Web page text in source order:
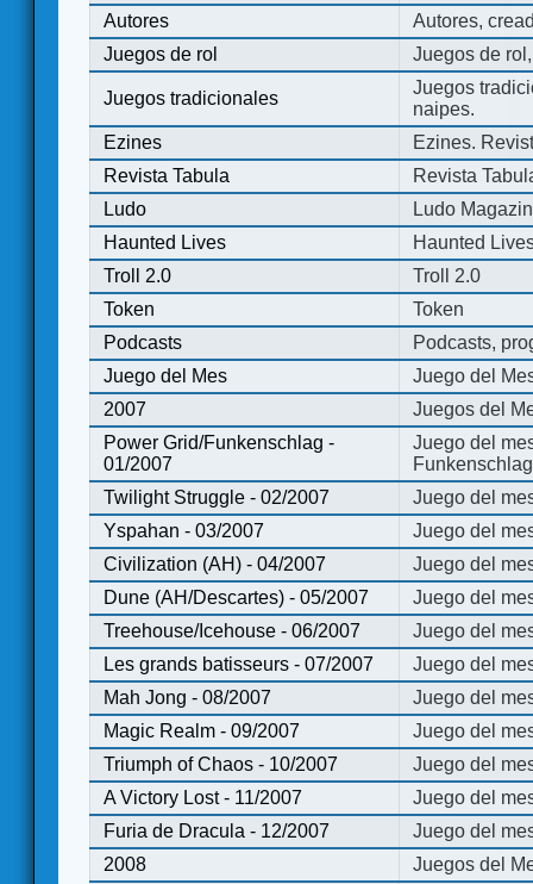
Autores
Autores,
Juegos de rol
Juegos de
Juegos tradicionales
Juegos
naipes.
Ezines
Ezines.
Revista Tabula
Revista
Ludo
Ludo
Haunted Lives
Haunted
Troll 2.0
Troll 2.0
Token
Token
Podcasts
Podcasts,
Juego del Mes
Juego del
2007
Juegos del
Power Grid/Funkenschlag -
01/2007
Juego del
Twilight Struggle - 02/2007
Juego del
Yspahan - 03/2007
Juego del
Civilization (AH) - 04/2007
Juego del
Dune (AH/Descartes) - 05/2007
Juego del
Treehouse/Icehouse - 06/2007
Juego del
Les grands batisseurs - 07/2007
Juego del
Mah Jong - 08/2007
Juego del
Magic Realm - 09/2007
Juego del
Triumph of Chaos - 10/2007
Juego del
A Victory Lost - 11/2007
Juego del
Furia de Dracula - 12/2007
Juego del
2008
Juegos del